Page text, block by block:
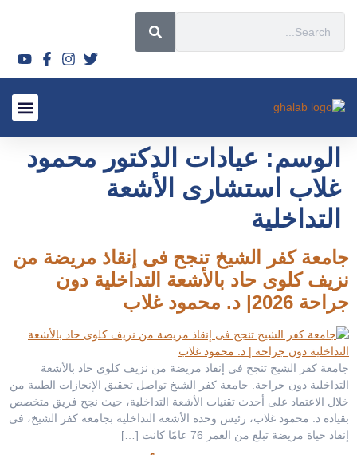
الوسم: عيادات الدكتور محمود
غلاب استشارى الأشعة
التداخلية
جامعة كفر الشيخ تنجح فى إنقاذ مريضة من
نزيف كلوى حاد بالأشعة التداخلية دون
جراحة 2026| د. محمود غلاب
جامعة كفر الشيخ تنجح فى إنقاذ مريضة من نزيف كلوى حاد بالأشعة
التداخلية دون جراحة. جامعة كفر الشيخ تواصل تحقيق الإنجازات الطبية من
خلال الاعتماد على أحدث تقنيات الأشعة التداخلية، حيث نجح فريق متخصص
بقيادة د. محمود غلاب، رئيس وحدة الأشعة التداخلية بجامعة كفر الشيخ، فى
إنقاذ حياة مريضة تبلغ من العمر 76 عامًا كانت […]